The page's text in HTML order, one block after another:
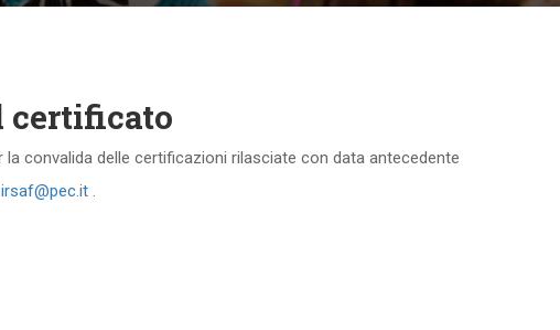
certificato
convalida delle certificazioni rilasciate con data antecedente
irsaf@pec.it .